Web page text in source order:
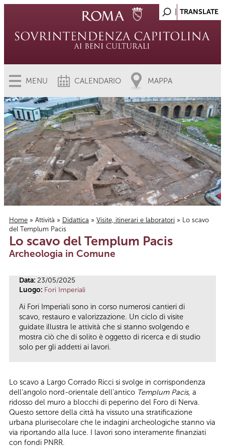
MENU CALENDARIO MAPPA
Tu sei qui
Home » Attività » Didattica » Visite, itinerari e laboratori » Lo scavo
del Templum Pacis
Lo scavo del Templum Pacis
Archeologia in Comune
Data: 23/05/2025
Luogo: Fori Imperiali
Ai Fori Imperiali sono in corso numerosi cantieri di
scavo, restauro e valorizzazione. Un ciclo di visite
guidate illustra le attività che si stanno svolgendo e
mostra ciò che di solito è oggetto di ricerca e di studio
solo per gli addetti ai lavori.
Lo scavo a Largo Corrado Ricci si svolge in corrispondenza
dell’angolo nord-orientale dell’antico Templum Pacis, a
ridosso del muro a blocchi di peperino del Foro di Nerva.
Questo settore della città ha vissuto una stratificazione
urbana plurisecolare che le indagini archeologiche stanno via
via riportando alla luce. I lavori sono interamente finanziati
con fondi PNRR.